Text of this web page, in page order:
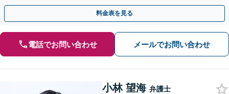
示談も根気よく誠実に対応します。【川崎駅徒歩1分】
料金表を見る
電話でお問い合わせ メールでお問い合わせ
小林 望海 弁護士